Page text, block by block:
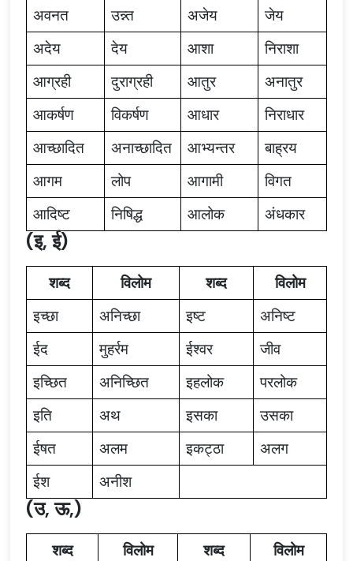
अवनत
उन्न्त अजेय
जेय
अदेय
देय आशा
निराशा
आग्रही
दुराग्रही आतुर
अनातुर
आकर्षण
विकर्षण आधार
निराधार
आच्छादित
अनाच्छादित आभ्यन्तर
बाह्रय
आगम
लोप आगामी
विगत
आदिष्ट
निषिद्ध आलोक अंधकार
(इ, ई)
शब्द विलोम शब्द
विलोम
इच्छा
अनिच्छा इष्ट
अनिष्ट
ईद
मुहर्रम ईश्वर
जीव
इच्छित
अनिच्छित इहलोक
परलोक
इति
अथ इसका
उसका
ईषत
अलम इकट्ठा
अलग
ईश
अनीश
(उ, ऊ,)
शब्द विलोम शब्द
विलोम